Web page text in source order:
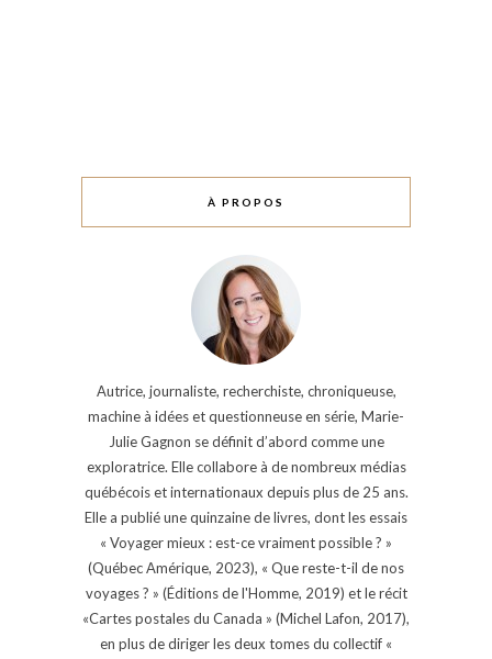
À PROPOS
Autrice, journaliste, recherchiste, chroniqueuse,
machine à idées et questionneuse en série, Marie-
Julie Gagnon se définit d’abord comme une
exploratrice. Elle collabore à de nombreux médias
québécois et internationaux depuis plus de 25 ans.
Elle a publié une quinzaine de livres, dont les essais
« Voyager mieux : est-ce vraiment possible ? »
(Québec Amérique, 2023), « Que reste-t-il de nos
voyages ? » (Éditions de l'Homme, 2019) et le récit
«Cartes postales du Canada » (Michel Lafon, 2017),
en plus de diriger les deux tomes du collectif «